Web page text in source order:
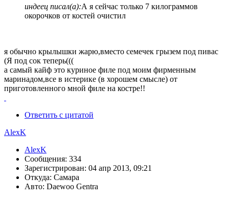
индеец писал(а):А я сейчас только 7 килограммов
окорочков от костей очистил
я обычно крылышки жарю,вместо семечек грызем под пивас
(Я под сок теперь(((
а самый кайф это куриное филе под моим фирменным
маринадом,все в истерике (в хорошем смысле) от
приготовленного мной филе на костре!!
Ответить с цитатой
AlexK
AlexK
Сообщения: 334
Зарегистрирован: 04 апр 2013, 09:21
Откуда: Самара
Авто: Daewoo Gentra